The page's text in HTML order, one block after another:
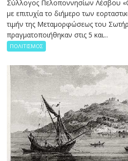
Σύλλογος Πελοποννησίων Λέσβου
με επιτυχία το διήμερο των
τιμήν της Μεταμορφώσεως του
πραγματοποιήθηκαν στις 5 και...
ΠΟΛΙΤΙΣΜΟΣ